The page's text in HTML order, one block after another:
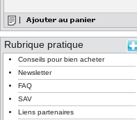
Rubrique pratique
Conseils pour bien acheter
Newsletter
FAQ
SAV
Liens partenaires